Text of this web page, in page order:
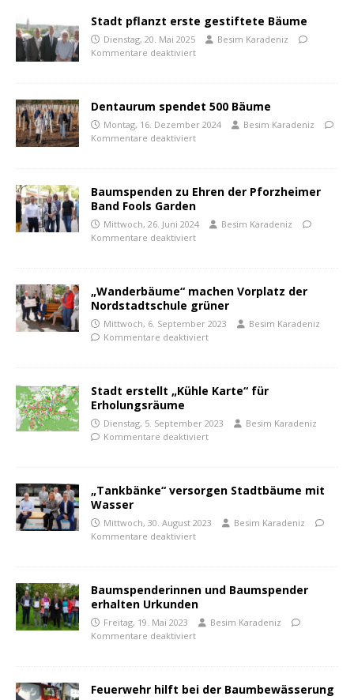
Stadt pflanzt erste gestiftete Bäume
Dienstag, 20. Mai 2025
Besim Karadeniz
Kommentare deaktiviert
Dentaurum spendet 500 Bäume
Montag, 16. Dezember 2024
Besim Karadeniz
Kommentare deaktiviert
Baumspenden zu Ehren der Pforzheimer
Band Fools Garden
Mittwoch, 26. Juni 2024
Besim Karadeniz
Kommentare deaktiviert
„Wanderbäume“ machen Vorplatz der
Nordstadtschule grüner
Mittwoch, 6. September 2023
Besim Karadeniz
Kommentare deaktiviert
Stadt erstellt „Kühle Karte“ für
Erholungsräume
Dienstag, 5. September 2023
Besim Karadeniz
Kommentare deaktiviert
„Tankbänke“ versorgen Stadtbäume mit
Wasser
Mittwoch, 30. August 2023
Besim Karadeniz
Kommentare deaktiviert
Baumspenderinnen und Baumspender
erhalten Urkunden
Freitag, 19. Mai 2023
Besim Karadeniz
Kommentare deaktiviert
Feuerwehr hilft bei der Baumbewässerung